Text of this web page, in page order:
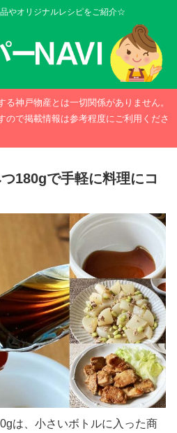
やオリジナルレシピをご紹介☆
神戸物産とは一切関係がありません。
ので掲載情報は参考程度にご利用くださ
180gで手軽に料理にコ
は、小さいボトルに入った商